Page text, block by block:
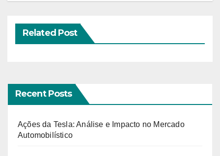
Related Post
Recent Posts
Ações da Tesla: Análise e Impacto no Mercado
Automobilístico